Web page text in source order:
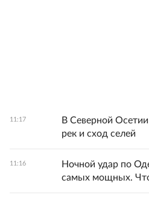
11:17
В Северной
рек и сход селей
11:16
Ночной удар по
самых мощных.